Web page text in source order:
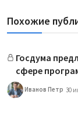
Похожие
Госдума
сфере
Иванов Петр 30